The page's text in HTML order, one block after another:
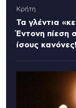
Κρήτη
Τα γλέντια
Έντονη πίεση
ίσους κανόνες!